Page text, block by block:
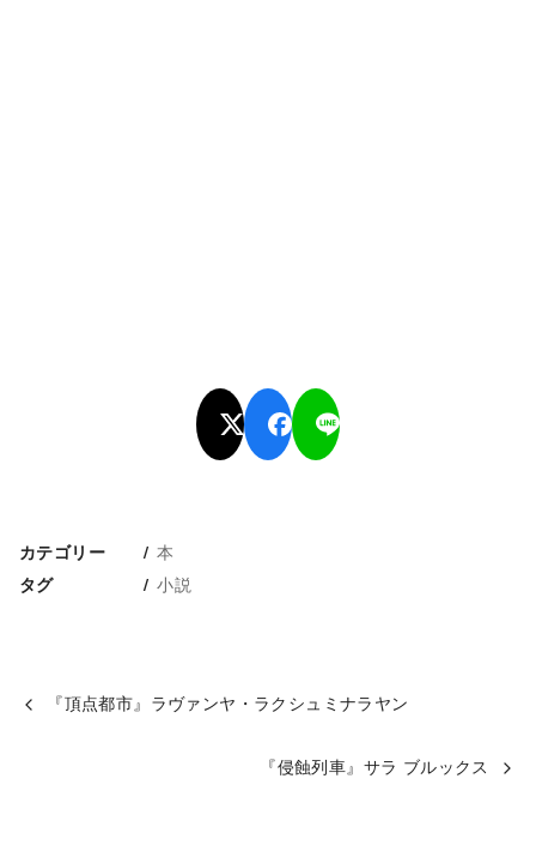
カテゴリー 本
タグ 小説
『頂点都市』ラヴァンヤ・ラクシュミナラヤン
『侵蝕列車』サラ ブルックス